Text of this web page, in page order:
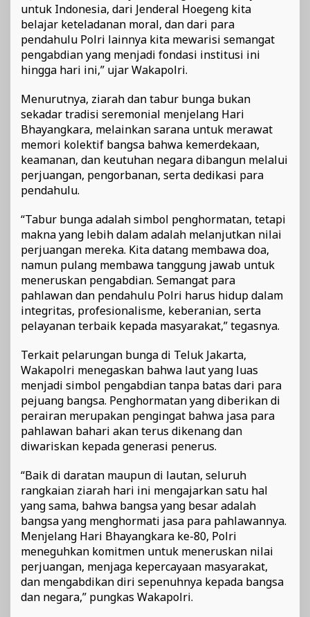
untuk Indonesia, dari Jenderal Hoegeng kita
belajar keteladanan moral, dan dari para
pendahulu Polri lainnya kita mewarisi semangat
pengabdian yang menjadi fondasi institusi ini
hingga hari ini,” ujar Wakapolri.
Menurutnya, ziarah dan tabur bunga bukan
sekadar tradisi seremonial menjelang Hari
Bhayangkara, melainkan sarana untuk merawat
memori kolektif bangsa bahwa kemerdekaan,
keamanan, dan keutuhan negara dibangun melalui
perjuangan, pengorbanan, serta dedikasi para
pendahulu.
“Tabur bunga adalah simbol penghormatan, tetapi
makna yang lebih dalam adalah melanjutkan nilai
perjuangan mereka. Kita datang membawa doa,
namun pulang membawa tanggung jawab untuk
meneruskan pengabdian. Semangat para
pahlawan dan pendahulu Polri harus hidup dalam
integritas, profesionalisme, keberanian, serta
pelayanan terbaik kepada masyarakat,” tegasnya.
Terkait pelarungan bunga di Teluk Jakarta,
Wakapolri menegaskan bahwa laut yang luas
menjadi simbol pengabdian tanpa batas dari para
pejuang bangsa. Penghormatan yang diberikan di
perairan merupakan pengingat bahwa jasa para
pahlawan bahari akan terus dikenang dan
diwariskan kepada generasi penerus.
“Baik di daratan maupun di lautan, seluruh
rangkaian ziarah hari ini mengajarkan satu hal
yang sama, bahwa bangsa yang besar adalah
bangsa yang menghormati jasa para pahlawannya.
Menjelang Hari Bhayangkara ke-80, Polri
meneguhkan komitmen untuk meneruskan nilai
perjuangan, menjaga kepercayaan masyarakat,
dan mengabdikan diri sepenuhnya kepada bangsa
dan negara,” pungkas Wakapolri.